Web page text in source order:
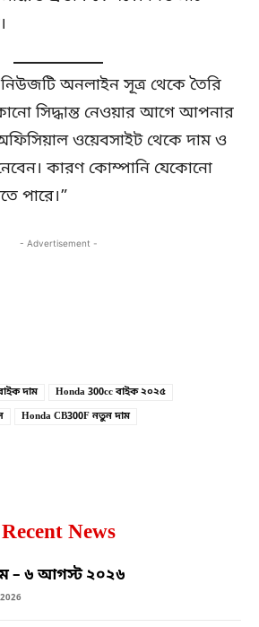
অনলাইন সূত্র থেকে তৈরি
সিদ্ধান্ত নেওয়ার আগে আপনার
ওয়েবসাইট থেকে দাম ও
কারণ কোম্পানি যেকোনো
পারে।”
- Advertisement -
দাম
Honda 300cc বাইক ২০২৫
Honda CB300F নতুন দাম
Recent News
– ৬ আগস্ট ২০২৬